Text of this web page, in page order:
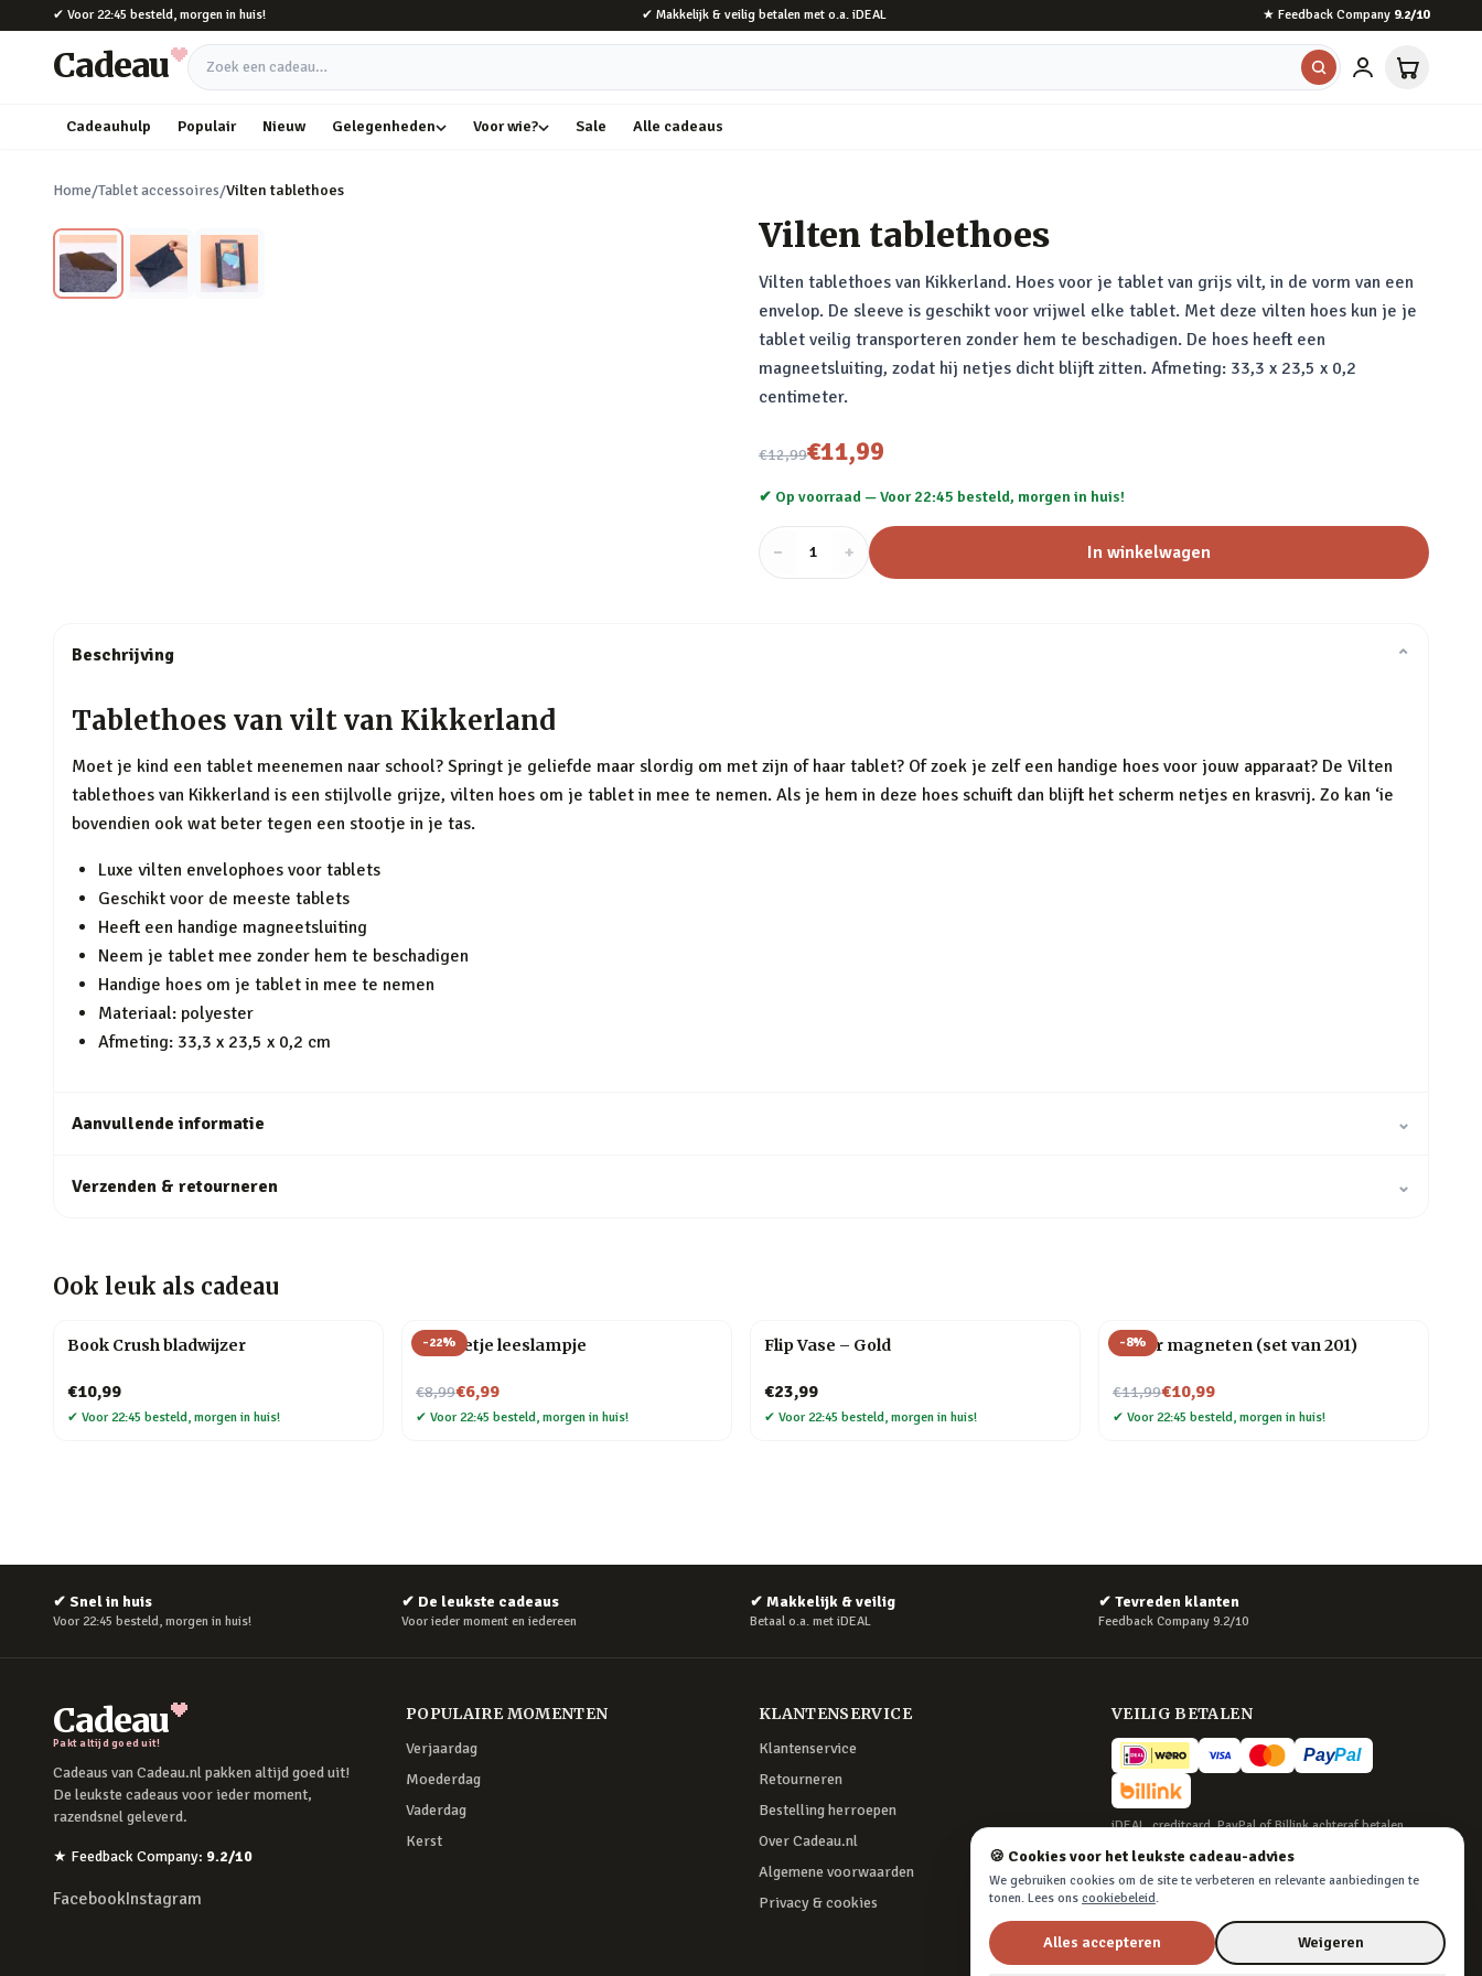
Naar hoofdinhoud
✔ Voor 22:45 besteld, morgen in huis! ✔ Makkelijk & veilig betalen met o.a. iDEAL ★ Feedback Company 9.2/10
Cadeau Zoek een cadeau
Cadeauhulp Populair Nieuw Gelegenheden Voor wie? Sale Alle cadeaus
Home/Tablet accessoires/Vilten tablethoes
Vilten tablethoes
Vilten tablethoes van Kikkerland. Hoes voor je tablet van grijs vilt, in de vorm van een
envelop. De sleeve is geschikt voor vrijwel elke tablet. Met deze vilten hoes kun je je
tablet veilig transporteren zonder hem te beschadigen. De hoes heeft een
magneetsluiting, zodat hij netjes dicht blijft zitten. Afmeting: 33,3 x 23,5 x 0,2
centimeter.
€12,99
Nu voor€11,99
✔ Op voorraad —Voor 22:45 besteld, morgen in huis!
− Aantal
1 + In winkelwagen
Beschrijving ⌄
Tablethoes van vilt van Kikkerland
Moet je kind een tablet meenemen naar school? Springt je geliefde maar slordig om met zijn of haar tablet? Of zoek je zelf een handige hoes voor jouw apparaat? De Vilten
tablethoes van Kikkerland is een stijlvolle grijze, vilten hoes om je tablet in mee te nemen. Als je hem in deze hoes schuift dan blijft het scherm netjes en krasvrij. Zo kan ‘ie
bovendien ook wat beter tegen een stootje in je tas.
Luxe vilten envelophoes voor tablets
Geschikt voor de meeste tablets
Heeft een handige magneetsluiting
Neem je tablet mee zonder hem te beschadigen
Handige hoes om je tablet in mee te nemen
Materiaal: polyester
Afmeting: 33,3 x 23,5 x 0,2 cm
Aanvullende informatie ⌄
Verzenden & retourneren ⌄
Ook leuk als cadeau
Book Crush bladwijzer
€10,99
✔ Voor 22:45 besteld, morgen in huis!
-22%
Mannetje leeslampje
€8,99
Nu voor€6,99
✔ Voor 22:45 besteld, morgen in huis!
Flip Vase – Gold
€23,99
✔ Voor 22:45 besteld, morgen in huis!
-8%
Letter magneten (set van 201)
€11,99
Nu voor€10,99
✔ Voor 22:45 besteld, morgen in huis!
✔ Snel in huis
Voor 22:45 besteld, morgen in huis!
✔ De leukste cadeaus
Voor ieder moment en iedereen
✔ Makkelijk & veilig
Betaal o.a. met iDEAL
✔ Tevreden klanten
Feedback Company 9.2/10
Cadeau
Pakt altijd goed uit!
Cadeaus van Cadeau.nl pakken altijd goed uit!
De leukste cadeaus voor ieder moment,
razendsnel geleverd.
★ Feedback Company: 9.2/10
FacebookInstagram
POPULAIRE MOMENTEN
Verjaardag
Moederdag
Vaderdag
Kerst
KLANTENSERVICE
Klantenservice
Retourneren
Bestelling herroepen
Over Cadeau.nl
Algemene voorwaarden
Privacy & cookies
VEILIG BETALEN
iDEAL, creditcard, PayPal of Billink achteraf betalen
BEZORGING
Voor 22:45 besteld, morgen in huis. Tot 365
dagen retourneren.
🍪 Cookies voor het leukste cadeau-advies
We gebruiken cookies om de site te verbeteren en relevante aanbiedingen te
tonen. Lees ons cookiebeleid.
Alles accepteren Weigeren